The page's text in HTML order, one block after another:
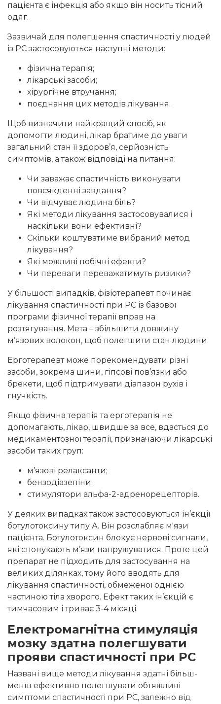
пацієнта є інфекція або якщо він носить тісний
одяг.
Зазвичай для полегшення спастичності у людей
із РС застосовуються наступні методи:
фізична терапія;
лікарські засоби;
хірургічне втручання;
поєднання цих методів лікування.
Щоб визначити найкращий спосіб, як
допомогти людині, лікар братиме до уваги
загальний стан її здоров’я, серйозність
симптомів, а також відповіді на питання:
Чи заважає спастичність виконувати
повсякденні завдання?
Чи відчуває людина біль?
Які методи лікування застосовувалися і
наскільки вони ефективні?
Скільки коштуватиме вибраний метод
лікування?
Які можливі побічні ефекти?
Чи переваги переважатимуть ризики?
У більшості випадків, фізіотерапевт починає
лікування спастичності при РС із базової
програми фізичної терапії вправ на
розтягування. Мета – збільшити довжину
м’язових волокон, щоб полегшити стан людини.
Ерготерапевт може порекомендувати різні
засоби, зокрема шини, гіпсові пов’язки або
брекети, щоб підтримувати діапазон рухів і
гнучкість.
Якщо фізична терапія та ерготерапія не
допомагають, лікар, швидше за все, вдасться до
медикаментозної терапії, призначаючи лікарські
засоби таких груп:
м’язові релаксанти;
бензодіазепіни;
стимулятори альфа-2-адренорецепторів.
У деяких випадках також застосовуються ін’єкції
ботулотоксину типу А. Він розслабляє м'язи
пацієнта. Ботулотоксин блокує нервові сигнали,
які спонукають м’язи напружуватися. Проте цей
препарат не підходить для застосування на
великих ділянках, тому його вводять для
лікування спастичності, обмеженої однією
частиною тіла хворого. Ефект таких ін’єкцій є
тимчасовим і триває 3-4 місяці.
Електромагнітна стимуляція
мозку здатна полегшувати
прояви спастичності при РС
Названі вище методи лікування здатні більш-
менш ефективно полегшувати обтяжливі
симптоми спастичності при РС, залежно від